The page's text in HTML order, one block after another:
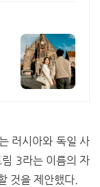
러시아와 독일 사
3라는 이름의 자
것을 제안했다.